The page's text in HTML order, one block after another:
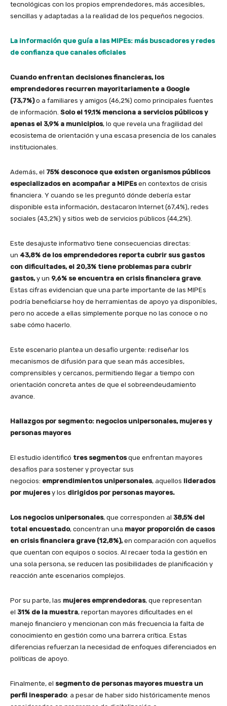
tecnológicas con los propios emprendedores, más accesibles,
sencillas y adaptadas a la realidad de los pequeños negocios.
La información que guía a las MIPEs: más buscadores y redes
de confianza que canales oficiales
Cuando enfrentan decisiones financieras, los
emprendedores recurren mayoritariamente a Google
(73,7%)o a familiares y amigos (46,2%) como principales fuentes
de información. Solo el 19,1% menciona a servicios públicos y
apenas el 3,9% a municipios, lo que revela una fragilidad del
ecosistema de orientación y una escasa presencia de los canales
institucionales.
Además, el 75% desconoce que existen organismos públicos
especializados en acompañar a MIPEsen contextos de crisis
financiera. Y cuando se les preguntó dónde debería estar
disponible esta información, destacaron Internet (67,4%), redes
sociales (43,2%) y sitios web de servicios públicos (44,2%).
Este desajuste informativo tiene consecuencias directas:
un 43,8% de los emprendedores reporta cubrir sus gastos
con dificultades, el 20,3% tiene problemas para cubrir
gastos,y un 9,6% se encuentra en crisis financiera grave
Estas cifras evidencian que una parte importante de las MIPEs
podría beneficiarse hoy de herramientas de apoyo ya disponibles,
pero no accede a ellas simplemente porque no las conoce o no
sabe cómo hacerlo.
Este escenario plantea un desafío urgente: rediseñar los
mecanismos de difusión para que sean más accesibles,
comprensibles y cercanos, permitiendo llegar a tiempo con
orientación concreta antes de que el sobreendeudamiento
avance.
Hallazgos por segmento: negocios unipersonales, mujeres y
personas mayores
El estudio identificó tres segmentosque enfrentan mayores
desafíos para sostener y proyectar sus
negocios: emprendimientos unipersonales, aquellos liderados
por mujeresy los dirigidos por personas mayores.
Los negocios unipersonales, que corresponden al 38,5% del
total encuestado, concentran una mayor proporción de casos
en crisis financiera grave (12,8%),en comparación con aquellos
que cuentan con equipos o socios. Al recaer toda la gestión en
una sola persona, se reducen las posibilidades de planificación y
reacción ante escenarios complejos.
Por su parte, las mujeres emprendedoras, que representan
el 31% de la muestra, reportan mayores dificultades en el
manejo financiero y mencionan con más frecuencia la falta de
conocimiento en gestión como una barrera crítica. Estas
diferencias refuerzan la necesidad de enfoques diferenciados en
políticas de apoyo.
Finalmente, el segmento de personas mayores muestra un
perfil inesperado: a pesar de haber sido históricamente menos